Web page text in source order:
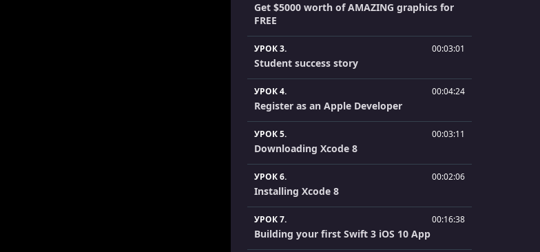
Get $5000 worth of AMAZING graphics for
FREE
УРОК 3. 00:03:01
Student success story
УРОК 4. 00:04:24
Register as an Apple Developer
УРОК 5. 00:03:11
Downloading Xcode 8
УРОК 6. 00:02:06
Installing Xcode 8
УРОК 7. 00:16:38
Building your first Swift 3 iOS 10 App